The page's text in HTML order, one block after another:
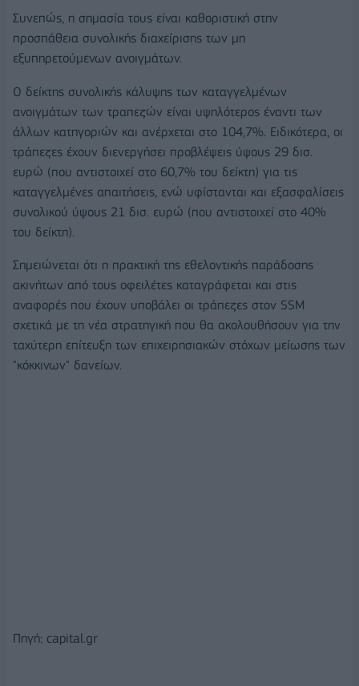
Συνεπώς, η σημασία τους είναι καθοριστική στην
προσπάθεια συνολικής διαχείρισης των μη
εξυπηρετούμενων ανοιγμάτων.
Ο δείκτης συνολικής κάλυψης των καταγγελμένων
ανοιγμάτων των τραπεζών είναι υψηλότερος έναντι των
άλλων κατηγοριών και ανέρχεται στο 104,7%. Ειδικότερα, οι
τράπεζες έχουν διενεργήσει προβλέψεις ύψους 29 δισ.
ευρώ (που αντιστοιχεί στο 60,7% του δείκτη) για τις
καταγγελμένες απαιτήσεις, ενώ υφίστανται και εξασφαλίσεις
συνολικού ύψους 21 δισ. ευρώ (που αντιστοιχεί στο 40%
του δείκτη).
Σημειώνεται ότι η πρακτική της εθελοντικής παράδοσης
ακινήτων από τους οφειλέτες καταγράφεται και στις
αναφορές που έχουν υποβάλει οι τράπεζες στον SSM
σχετικά με τη νέα στρατηγική που θα ακολουθήσουν για την
ταχύτερη επίτευξη των επιχειρησιακών στόχων μείωσης των
"κόκκινων" δανείων.
Πηγή: capital.gr